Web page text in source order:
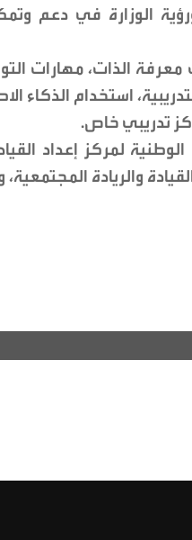
الوزارة في دعم
شملت معرفة الذات، مهارات
استخدام الذكاء
تدريبي خاص.
لمركز إعداد
والريادة المجتمعية،